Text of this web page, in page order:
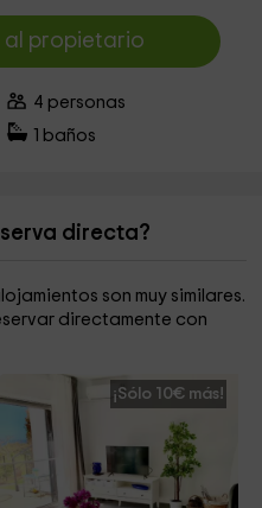
al propietario
4 personas
baños
directa?
son muy similares.
directamente con
¡Sólo 10€ más!